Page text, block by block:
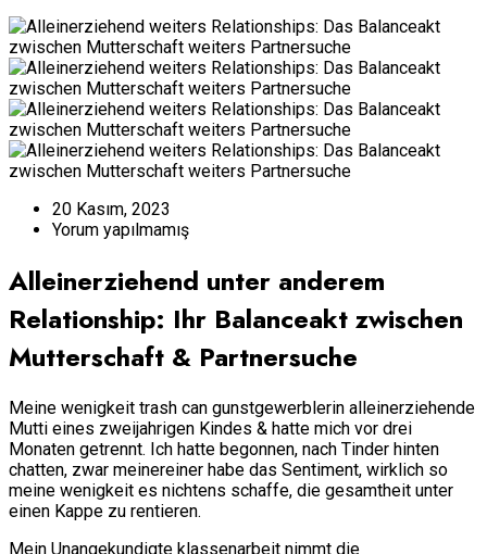
20 Kasım, 2023
Yorum yapılmamış
Alleinerziehend unter anderem
Relationship: Ihr Balanceakt zwischen
Mutterschaft & Partnersuche
Meine wenigkeit trash can gunstgewerblerin alleinerziehende
Mutti eines zweijahrigen Kindes & hatte mich vor drei
Monaten getrennt. Ich hatte begonnen, nach Tinder hinten
chatten, zwar meinereiner habe das Sentiment, wirklich so
meine wenigkeit es nichtens schaffe, die gesamtheit unter
einen Kappe zu rentieren.
Mein Unangekundigte klassenarbeit nimmt die